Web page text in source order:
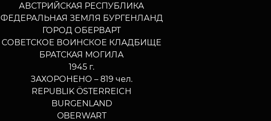
АВСТРИЙСКАЯ РЕСПУБЛИКА
ФЕДЕРАЛЬНАЯ ЗЕМЛЯ БУРГЕНЛАНД
ГОРОД ОБЕРВАРТ
СОВЕТСКОЕ ВОИНСКОЕ КЛАДБИЩЕ
БРАТСКАЯ МОГИЛА
1945 г.
ЗАХОРОНЕНО – 819 чел.
REPUBLIK ÖSTERREICH
BURGENLAND
OBERWART